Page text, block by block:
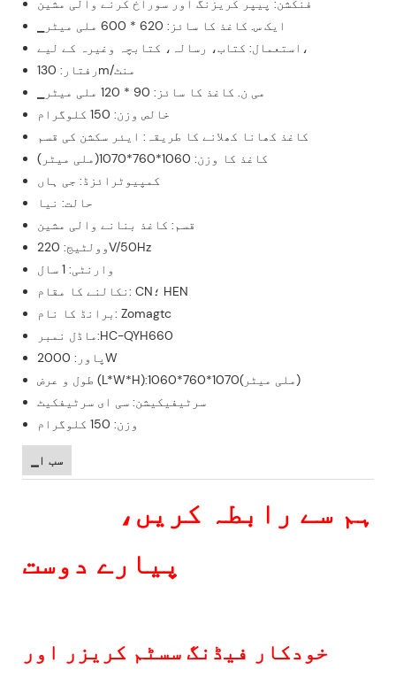
فنکشن: پیپر کریزنگ اور سوراخ کرنے والی مشین
▁ایک س. کاغذ کا سائز: 620 * 600 ملی میٹر
استعمال: کتاب، رسالہ، کتابچہ وغیرہ کے لیے،
رفتار: 130m/منٹ
▁می ن. کاغذ کا سائز: 90 * 120 ملی میٹر
خالص وزن: 150 کلوگرام
کاغذ کھانا کھلانے کا طریقہ: ایئر سکشن کی قسم
کاغذ کا وزن: 1060*760*1070(ملی میٹر)
کمپیوٹرائزڈ: جی ہاں
حالت: نیا
قسم: کاغذ بنانے والی مشین
وولٹیج: 220V/50Hz
وارنٹی: 1 سال
نکالنے کا مقام: CN؛ HEN
برانڈ کا نام: Zomagtc
ماڈل نمبر:HC-QYH660
پاور: 2000W
طول و عرض (L*W*H):1060*760*1070(ملی میٹر)
سرٹیفیکیشن: سی ای سرٹیفکیٹ
وزن: 150 کلوگرام
▁سب ا
ہم سے رابطہ کریں،
پیارے دوست
خودکار فیڈنگ سسٹم کریزر اور